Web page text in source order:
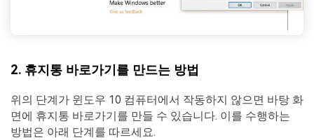
2. 휴지통 바로가기를 만드는 방법
위의 단계가 윈도우 10 컴퓨터에서 작동하지 않으면 바탕 화
면에 휴지통 바로가기를 만들 수 있습니다. 이를 수행하는
방법은 아래 단계를 따르세요.